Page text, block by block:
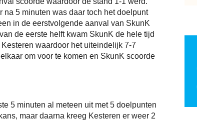
na 5 minuten was daar toch het doelpunt
in de eerstvolgende aanval van SkunK
de eerste helft kwam SkunK de hele tijd
waardoor het uiteindelijk 7-7
om voor te komen en SkunK scoorde
5 minuten al meteen uit met 5 doelpunten
maar daarna kreeg Kesteren er weer 2